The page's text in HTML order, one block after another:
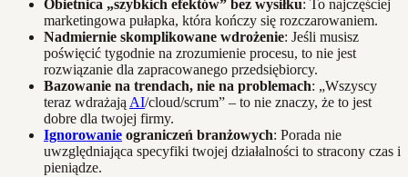
Obietnica „szybkich efektów” bez wysiłku: To najczęściej
marketingowa pułapka, która kończy się rozczarowaniem.
Nadmiernie skomplikowane wdrożenie: Jeśli musisz
poświęcić tygodnie na zrozumienie procesu, to nie jest
rozwiązanie dla zapracowanego przedsiębiorcy.
Bazowanie na trendach, nie na problemach: „Wszyscy
teraz wdrażają AI/cloud/scrum” – to nie znaczy, że to jest
dobre dla twojej firmy.
Ignorowanie ograniczeń branżowych: Porada nie
uwzględniająca specyfiki twojej działalności to stracony czas i
pieniądze.